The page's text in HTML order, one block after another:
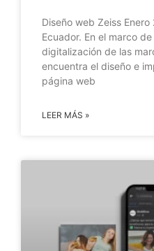
Diseño web Zeiss
Ecuador. En el marco
digitalización de las
encuentra el diseño e
página web
LEER MÁS »